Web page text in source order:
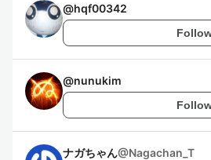
@hqf00342
@nunukim
ナガちゃん@Nagachan_T